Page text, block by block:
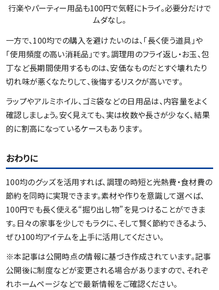
行楽やパーティー用品も100円で気軽にトライ。必要分だけで
ムダなし。
一方で、100均での購入を避けたいのは、「長く使う道具」や
「使用頻度の高い消耗品」です。調理用のフライ返し・お玉、包
丁など長期間使用するものは、安価なものだとすぐ壊れたり
切れ味が悪くなたりして、後悔するリスクが高いです。
ラップやアルミホイル、ゴミ袋などの日用品は、内容量をよく
確認しましょう。安く見えても、実は枚数や長さが少なく、結果
的に割高になっているケースもあります。
おわりに
100均のグッズを活用すれば、調理の時短と光熱費・食材費の
節約を同時に実現できます。素材や作りを意識して選べば、
100円でも長く使える“掘り出し物”を見つけることができま
す。日々の家事を少しでもラクに、そして賢く節約できるよう、
ぜひ100均アイテムを上手に活用してください。
※本記事は公開時点の情報に基づき作成されています。記事
公開後に制度などが変更される場合がありますので、それぞ
れホームページなどで最新情報をご確認ください。